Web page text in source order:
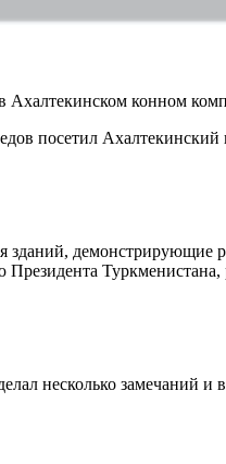
Ахалтекинском конном
посетил
демонстрирующие
несколько замечаний